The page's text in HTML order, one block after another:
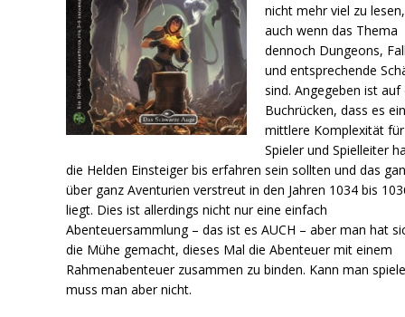
nicht mehr viel zu lesen,
auch wenn das Thema
dennoch Dungeons,
und entsprechende
sind. Angegeben ist auf
Buchrücken, dass es
mittlere Komplexität für
Spieler und Spielleiter
die Helden Einsteiger bis erfahren sein sollten und das
über ganz Aventurien verstreut in den Jahren 1034 bis
liegt. Dies ist allerdings nicht nur eine einfach
Abenteuersammlung – das ist es AUCH – aber man hat
die Mühe gemacht, dieses Mal die Abenteuer mit einem
Rahmenabenteuer zusammen zu binden. Kann man
muss man aber nicht.